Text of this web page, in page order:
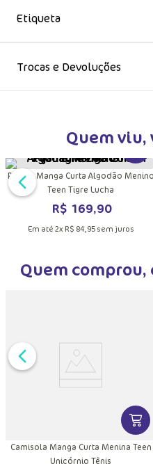
Etiqueta
Trocas e Devoluções
Quem
R$ 169 90
Em até R$ 84 95
Quem